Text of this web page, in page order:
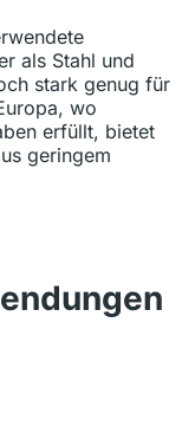
als Stahl und
stark genug für
wo
erfüllt, bietet
geringem